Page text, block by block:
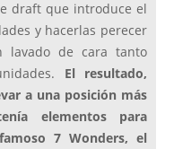
draft que introduce el
y hacerlas perecer
lavado de cara tanto
El resultado,
a una posición más
elementos para
7 Wonders, el